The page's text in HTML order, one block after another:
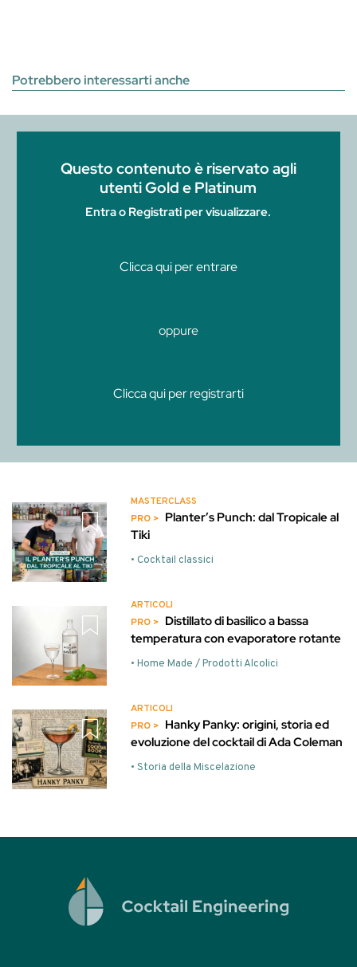
Potrebbero interessarti anche
Questo contenuto è riservato agli
utenti Gold e Platinum
Entra o Registrati per visualizzare.
Clicca qui per entrare
oppure
Clicca qui per registrarti
MASTERCLASS
Planter’s Punch: dal Tropicale al
Tiki
• Cocktail classici
ARTICOLI
Distillato di basilico a bassa
temperatura con evaporatore rotante
• Home Made / Prodotti Alcolici
ARTICOLI
Hanky Panky: origini, storia ed
evoluzione del cocktail di Ada Coleman
• Storia della Miscelazione